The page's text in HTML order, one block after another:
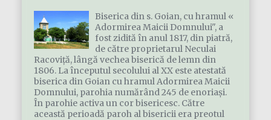
Biserica din s. Goian, cu hramul «
Adormirea Maicii Domnului", a
fost zidită în anul 1817, din piatră,
de către proprietarul Neculai
Racoviţă, lângă vechea biserică de lemn din
1806. La începutul secolului al XX este atestată
biserica din Goian cu hramul Adormirea Maicii
Domnului, parohia numărând 245 de enoriaşi.
În parohie activa un cor bisericesc. Către
această perioadă paroh al bisericii era preotul